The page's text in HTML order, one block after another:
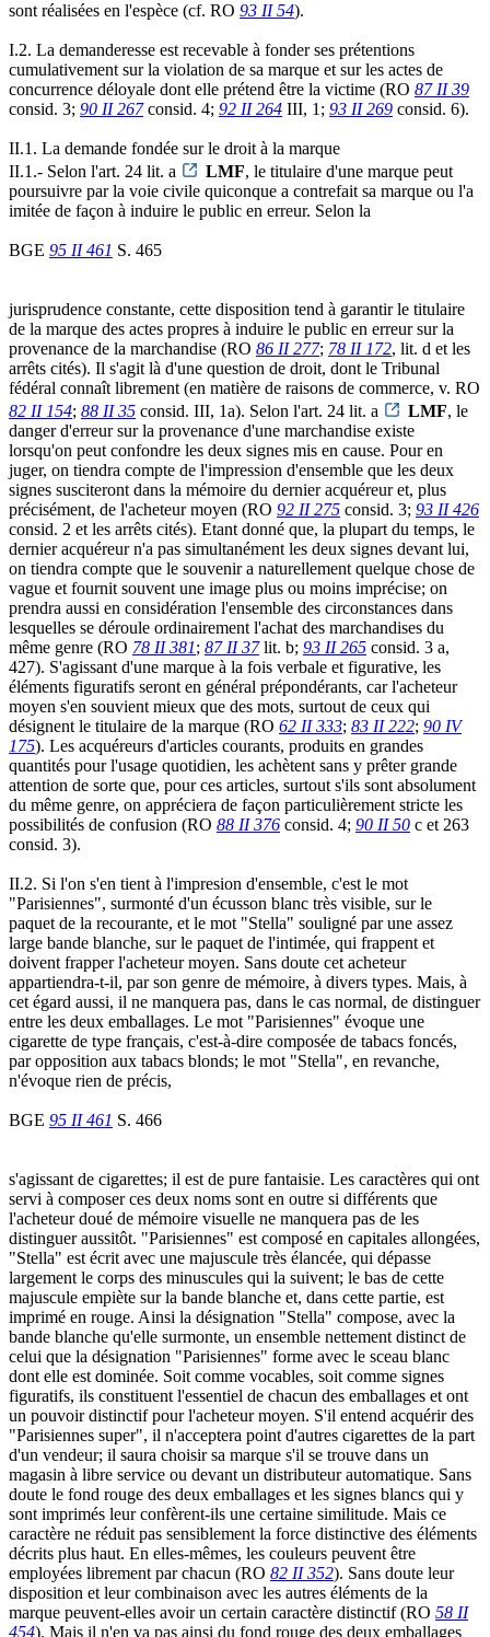
sont réalisées en l'espèce (cf. RO 93 II 54).
I.2. La demanderesse est recevable à fonder ses prétentions
cumulativement sur la violation de sa marque et sur les actes de
concurrence déloyale dont elle prétend être la victime (RO 87 II 39
consid. 3; 90 II 267consid. 4; 92 II 264 III, 1; 93 II 269 consid. 6).
II.1. La demande fondée sur le droit à la marque
II.1.- Selon l'art. 24 lit. a
LMF, le titulaire d'une marque peut
poursuivre par la voie civile quiconque a contrefait sa marque ou l'a
imitée de façon à induire le public en erreur. Selon la
BGE 95 II 461 S. 465
jurisprudence constante, cette disposition tend à garantir le titulaire
de la marque des actes propres à induire le public en erreur sur la
provenance de la marchandise (RO 86 II 277; 78 II 172, lit. d et les
arrêts cités). Il s'agit là d'une question de droit, dont le Tribunal
fédéral connaît librement (en matière de raisons de commerce, v. RO
82 II 154; 88 II 35 consid. III, 1a). Selon l'art. 24 lit. a LMF, le
danger d'erreur sur la provenance d'une marchandise existe
lorsqu'on peut confondre les deux signes mis en cause. Pour en
juger, on tiendra compte de l'impression d'ensemble que les deux
signes susciteront dans la mémoire du dernier acquéreur et, plus
précisément, de l'acheteur moyen (RO 92 II 275 consid. 3; 93 II 426
consid. 2 et les arrêts cités). Etant donné que, la plupart du temps, le
dernier acquéreur n'a pas simultanément les deux signes devant lui,
on tiendra compte que le souvenir a naturellement quelque chose de
vague et fournit souvent une image plus ou moins imprécise; on
prendra aussi en considération l'ensemble des circonstances dans
lesquelles se déroule ordinairement l'achat des marchandises du
même genre (RO 78 II 381; 87 II 37lit. b; 93 II 265 consid. 3 a,
427). S'agissant d'une marque à la fois verbale et figurative, les
éléments figuratifs seront en général prépondérants, car l'acheteur
moyen s'en souvient mieux que des mots, surtout de ceux qui
désignent le titulaire de la marque (RO 62 II 333; 83 II 222; 90 IV
175). Les acquéreurs d'articles courants, produits en grandes
quantités pour l'usage quotidien, les achètent sans y prêter grande
attention de sorte que, pour ces articles, surtout s'ils sont absolument
du même genre, on appréciera de façon particulièrement stricte les
possibilités de confusion (RO 88 II 376 consid. 4; 90 II 50 c et 263
consid. 3).
II.2. Si l'on s'en tient à l'impresion d'ensemble, c'est le mot
"Parisiennes", surmonté d'un écusson blanc très visible, sur le
paquet de la recourante, et le mot "Stella" souligné par une assez
large bande blanche, sur le paquet de l'intimée, qui frappent et
doivent frapper l'acheteur moyen. Sans doute cet acheteur
appartiendra-t-il, par son genre de mémoire, à divers types. Mais, à
cet égard aussi, il ne manquera pas, dans le cas normal, de distinguer
entre les deux emballages. Le mot "Parisiennes" évoque une
cigarette de type français, c'est-à-dire composée de tabacs foncés,
par opposition aux tabacs blonds; le mot "Stella", en revanche,
n'évoque rien de précis,
BGE 95 II 461 S. 466
s'agissant de cigarettes; il est de pure fantaisie. Les caractères qui ont
servi à composer ces deux noms sont en outre si différents que
l'acheteur doué de mémoire visuelle ne manquera pas de les
distinguer aussitôt. "Parisiennes" est composé en capitales allongées,
"Stella" est écrit avec une majuscule très élancée, qui dépasse
largement le corps des minuscules qui la suivent; le bas de cette
majuscule empiète sur la bande blanche et, dans cette partie, est
imprimé en rouge. Ainsi la désignation "Stella" compose, avec la
bande blanche qu'elle surmonte, un ensemble nettement distinct de
celui que la désignation "Parisiennes" forme avec le sceau blanc
dont elle est dominée. Soit comme vocables, soit comme signes
figuratifs, ils constituent l'essentiel de chacun des emballages et ont
un pouvoir distinctif pour l'acheteur moyen. S'il entend acquérir des
"Parisiennes super", il n'acceptera point d'autres cigarettes de la part
d'un vendeur; il saura choisir sa marque s'il se trouve dans un
magasin à libre service ou devant un distributeur automatique. Sans
doute le fond rouge des deux emballages et les signes blancs qui y
sont imprimés leur confèrent-ils une certaine similitude. Mais ce
caractère ne réduit pas sensiblement la force distinctive des éléments
décrits plus haut. En elles-mêmes, les couleurs peuvent être
employées librement par chacun (RO 82 II 352). Sans doute leur
disposition et leur combinaison avec les autres éléments de la
marque peuvent-elles avoir un certain caractère distinctif (RO 58 II
454). Mais il n'en va pas ainsi du fond rouge des deux emballages